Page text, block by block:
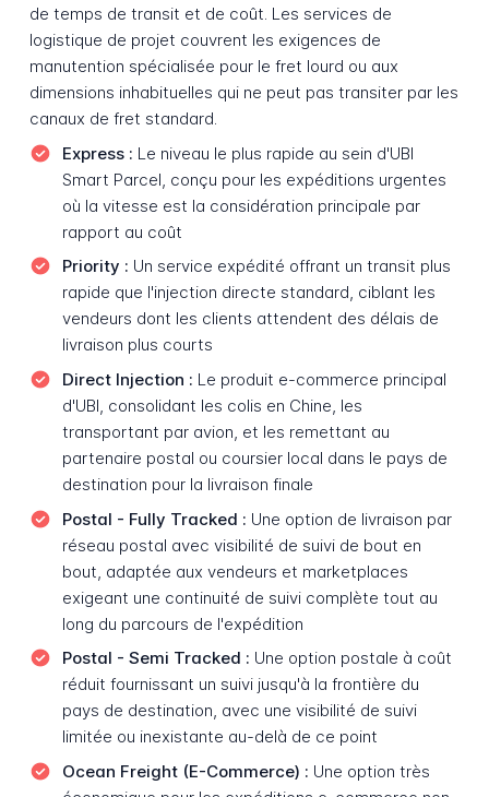
de temps de transit et de coût. Les services de
logistique de projet couvrent les exigences de
manutention spécialisée pour le fret lourd ou aux
dimensions inhabituelles qui ne peut pas transiter par les
canaux de fret standard.
Express : Le niveau le plus rapide au sein d'UBI
Smart Parcel, conçu pour les expéditions urgentes
où la vitesse est la considération principale par
rapport au coût
Priority : Un service expédité offrant un transit plus
rapide que l'injection directe standard, ciblant les
vendeurs dont les clients attendent des délais de
livraison plus courts
Direct Injection : Le produit e-commerce principal
d'UBI, consolidant les colis en Chine, les
transportant par avion, et les remettant au
partenaire postal ou coursier local dans le pays de
destination pour la livraison finale
Postal - Fully Tracked : Une option de livraison par
réseau postal avec visibilité de suivi de bout en
bout, adaptée aux vendeurs et marketplaces
exigeant une continuité de suivi complète tout au
long du parcours de l'expédition
Postal - Semi Tracked : Une option postale à coût
réduit fournissant un suivi jusqu'à la frontière du
pays de destination, avec une visibilité de suivi
limitée ou inexistante au-delà de ce point
Ocean Freight (E-Commerce) : Une option très